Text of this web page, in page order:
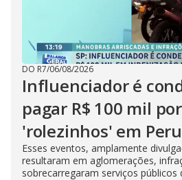
DO R7/06/08/2026
Influenciador é
pagar R$ 100 mil
'rolezinhos' em
Esses eventos, amplamente
resultaram em aglomerações,
sobrecarregaram serviços públicos